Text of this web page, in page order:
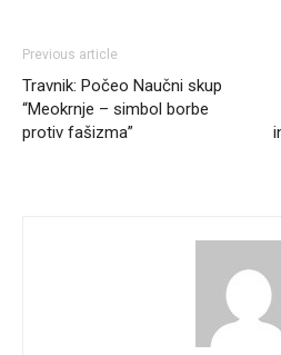
Previous article
Travnik: Počeo Naučni skup
“Meokrnje – simbol borbe
protiv fašizma”